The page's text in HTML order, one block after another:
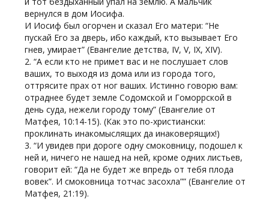
вернулся в дом Иосифа.
И Иосиф был огорчен и сказал Его матери: “Не
пускай Его за дверь, ибо каждый, кто вызывает Его
гнев, умирает” (Евангелие детства, IV, V, IХ, XIV).
2. “А если кто не примет вас и не послушает слов
ваших, то выходя из дома или из города того,
оттрясите прах от ног ваших. Истинно говорю вам:
отраднее будет земле Содомской и Гоморрской в
день суда, нежели городу тому” (Евангелие от
Матфея, 10:14-15). (Как это по-христиански:
проклинать инакомыслящих да инаковерящих!)
3. “И увидев при дороге одну смоковницу, подошел к
ней и, ничего не нашед на ней, кроме одних листьев,
говорит ей: “Да не будет же впредь от тебя плода
вовек”. И смоковница тотчас засохла”” (Евангелие от
Матфея, 21:19).